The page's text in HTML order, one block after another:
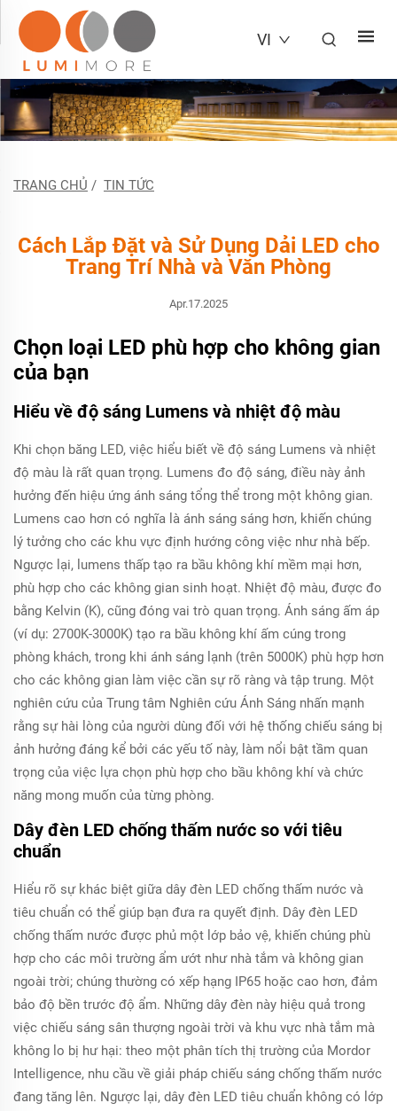
VI
TRANG CHỦ / TIN TỨC
Cách Lắp Đặt và Sử Dụng Dải LED cho
Trang Trí Nhà và Văn Phòng
Apr.17.2025
Chọn loại LED phù hợp cho không gian
của bạn
Hiểu về độ sáng Lumens và nhiệt độ màu
Khi chọn băng LED, việc hiểu biết về độ sáng Lumens và nhiệt
độ màu là rất quan trọng. Lumens đo độ sáng, điều này ảnh
hưởng đến hiệu ứng ánh sáng tổng thể trong một không gian.
Lumens cao hơn có nghĩa là ánh sáng sáng hơn, khiến chúng
lý tưởng cho các khu vực định hướng công việc như nhà bếp.
Ngược lại, lumens thấp tạo ra bầu không khí mềm mại hơn,
phù hợp cho các không gian sinh hoạt. Nhiệt độ màu, được đo
bằng Kelvin (K), cũng đóng vai trò quan trọng. Ánh sáng ấm áp
(ví dụ: 2700K-3000K) tạo ra bầu không khí ấm cúng trong
phòng khách, trong khi ánh sáng lạnh (trên 5000K) phù hợp hơn
cho các không gian làm việc cần sự rõ ràng và tập trung. Một
nghiên cứu của Trung tâm Nghiên cứu Ánh Sáng nhấn mạnh
rằng sự hài lòng của người dùng đối với hệ thống chiếu sáng bị
ảnh hưởng đáng kể bởi các yếu tố này, làm nổi bật tầm quan
trọng của việc lựa chọn phù hợp cho bầu không khí và chức
năng mong muốn của từng phòng.
Dây đèn LED chống thấm nước so với tiêu
chuẩn
Hiểu rõ sự khác biệt giữa dây đèn LED chống thấm nước và
tiêu chuẩn có thể giúp bạn đưa ra quyết định. Dây đèn LED
chống thấm nước được phủ một lớp bảo vệ, khiến chúng phù
hợp cho các môi trường ẩm ướt như nhà tắm và không gian
ngoài trời; chúng thường có xếp hạng IP65 hoặc cao hơn, đảm
bảo độ bền trước độ ẩm. Những dây đèn này hiệu quả trong
việc chiếu sáng sân thượng ngoài trời và khu vực nhà tắm mà
không lo bị hư hại: theo một phân tích thị trường của Mordor
Intelligence, nhu cầu về giải pháp chiếu sáng chống thấm nước
đang tăng lên. Ngược lại, dây đèn LED tiêu chuẩn không có lớp